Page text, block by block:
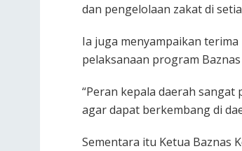
dan pengelolaan zakat di
Ia juga menyampaikan
pelaksanaan program
“Peran kepala daerah
agar dapat berkembang di
Sementara itu Ketua Baznas